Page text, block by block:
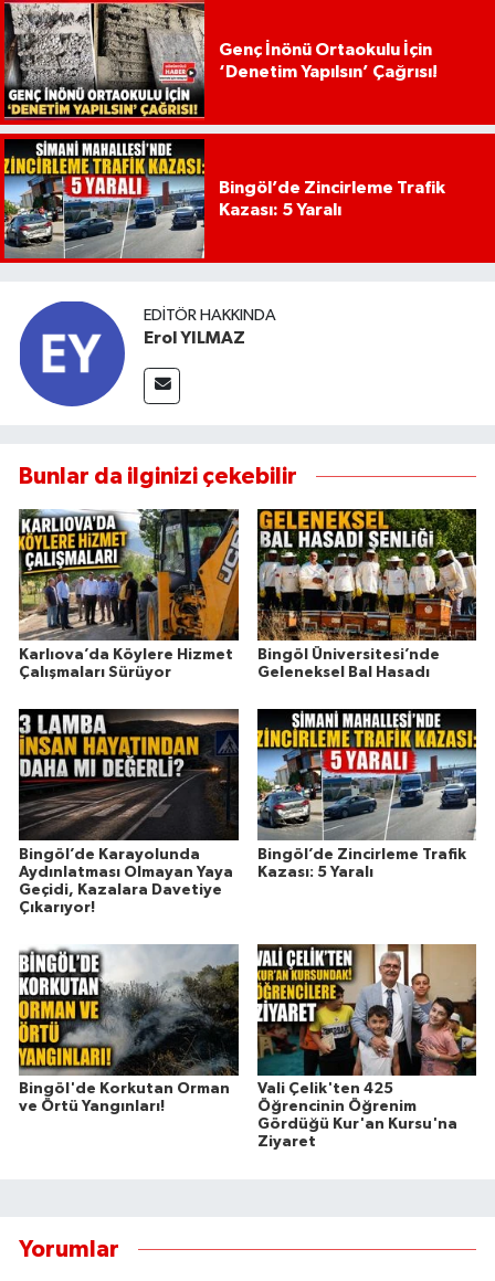
Genç İnönü Ortaokulu İçin
‘Denetim Yapılsın’ Çağrısı!
Bingöl’de Zincirleme Trafik
Kazası: 5 Yaralı
EDITÖR HAKKINDA
Erol YILMAZ
Bunlar da ilginizi çekebilir
Karlıova’da Köylere Hizmet
Çalışmaları Sürüyor
Bingöl Üniversitesi’nde
Geleneksel Bal Hasadı
Bingöl’de Karayolunda
Aydınlatması Olmayan Yaya
Geçidi, Kazalara Davetiye
Çıkarıyor!
Bingöl’de Zincirleme Trafik
Kazası: 5 Yaralı
Bingöl'de Korkutan Orman
ve Örtü Yangınları!
Vali Çelik'ten 425
Öğrencinin Öğrenim
Gördüğü Kur'an Kursu'na
Ziyaret
Yorumlar